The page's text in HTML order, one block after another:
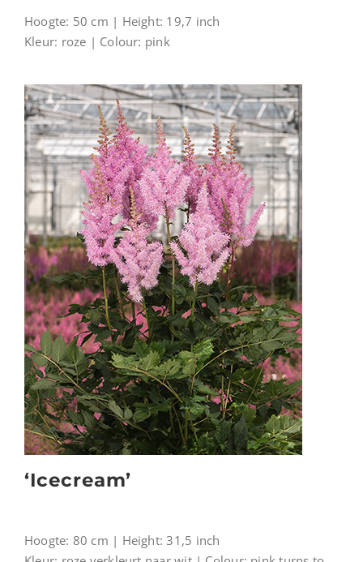
Hoogte: 50 cm | Height: 19,7 inch
Kleur: roze | Colour: pink
‘Icecream’
Hoogte: 80 cm | Height: 31,5 inch